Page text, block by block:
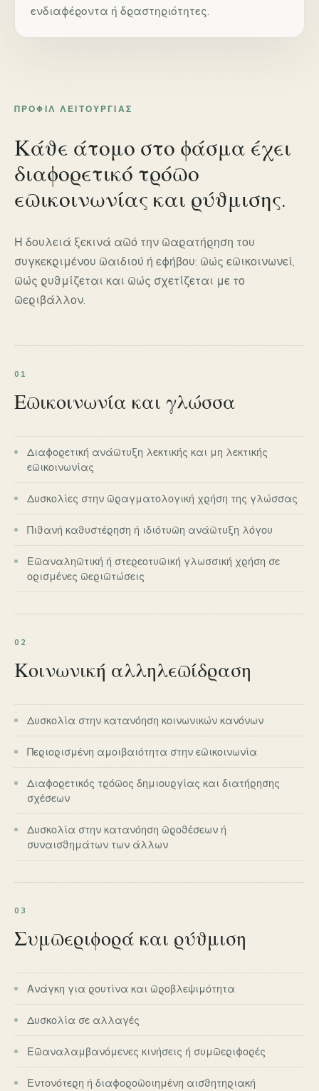
ενδιαφέροντα ή δραστηριότητες.
ΠΡΟΦΊΛ ΛΕΙΤΟΥΡΓΊΑΣ
Κάθε άτομο στο φάσμα έχει
διαφορετικό τρόπο
επικοινωνίας και ρύθμισης.
Η δουλειά ξεκινά από την παρατήρηση του
συγκεκριμένου παιδιού ή εφήβου: πώς επικοινωνεί,
πώς ρυθμίζεται και πώς σχετίζεται με το
περιβάλλον.
01
Επικοινωνία και γλώσσα
Διαφορετική ανάπτυξη λεκτικής και μη λεκτικής
επικοινωνίας
Δυσκολίες στην πραγματολογική χρήση της γλώσσας
Πιθανή καθυστέρηση ή ιδιότυπη ανάπτυξη λόγου
Επαναληπτική ή στερεοτυπική γλωσσική χρήση σε
ορισμένες περιπτώσεις
02
Κοινωνική αλληλεπίδραση
Δυσκολία στην κατανόηση κοινωνικών κανόνων
Περιορισμένη αμοιβαιότητα στην επικοινωνία
Διαφορετικός τρόπος δημιουργίας και διατήρησης
σχέσεων
Δυσκολία στην κατανόηση προθέσεων ή
συναισθημάτων των άλλων
03
Συμπεριφορά και ρύθμιση
Ανάγκη για ρουτίνα και προβλεψιμότητα
Δυσκολία σε αλλαγές
Επαναλαμβανόμενες κινήσεις ή συμπεριφορές
Εντονότερη ή διαφοροποιημένη αισθητηριακή